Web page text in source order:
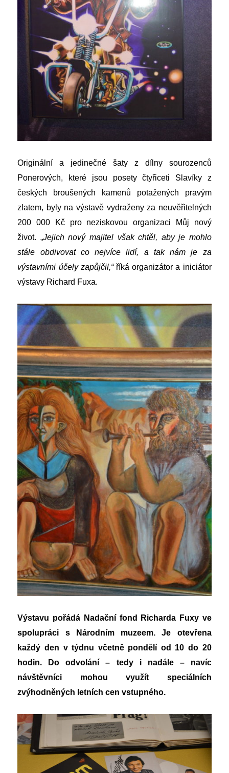
Originální a jedinečné šaty z dílny sourozenců
Ponerových, které jsou posety čtyřiceti Slavíky z
českých broušených kamenů potažených pravým
zlatem, byly na výstavě vydraženy za neuvěřitelných
200 000 Kč pro neziskovou organizaci Můj nový
život. „Jejich nový majitel však chtěl, aby je mohlo
stále obdivovat co nejvíce lidí, a tak nám je za
výstavními účely zapůjčil,“ říká organizátor a iniciátor
výstavy Richard Fuxa.
Výstavu pořádá Nadační fond Richarda Fuxy ve
spolupráci s Národním muzeem. Je otevřena
každý den v týdnu včetně pondělí od 10 do 20
hodin. Do odvolání – tedy i nadále – navíc
návštěvníci mohou využít speciálních
zvýhodněných letních cen vstupného.